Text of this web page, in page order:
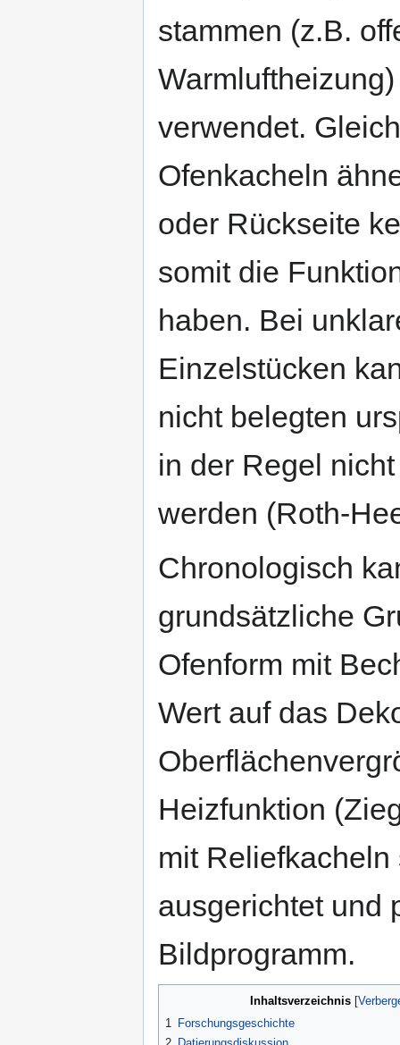
stammen (z.B.
verwendet.
Ofenkacheln
oder Rückseite
somit die
haben. Bei
Einzelstücken
nicht belegten
in der Regel
werden (Roth-
Chronologisch
grundsätzliche
Ofenform mit
Wert auf das
Heizfunktion
mit
ausgerichtet und
Bildprogramm.
Inhaltsverzeichnis
1
Forschungsgeschichte